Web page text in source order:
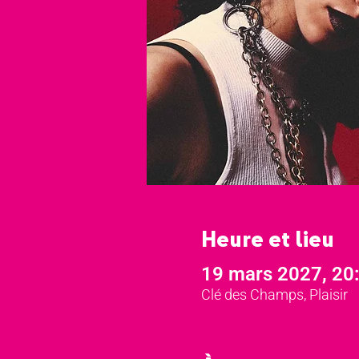
Heure et lieu
19 mars 2027,
Clé des Champs, Plaisir